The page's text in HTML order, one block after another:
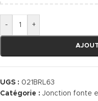
- +
UGS : 021BRL63
Catégorie : Jonction fonte